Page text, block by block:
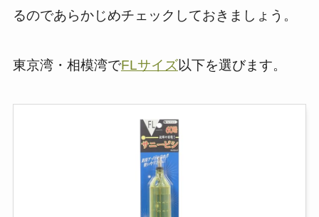
るのであらかじめチェックしておきましょう。
東京湾・相模湾でFLサイズ以下を選びます。